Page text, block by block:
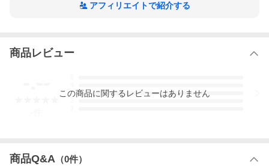
アフィリエイトで紹介する
商品レビュー
3
この商品に関するレビューはありません
商品Q&A （0件）